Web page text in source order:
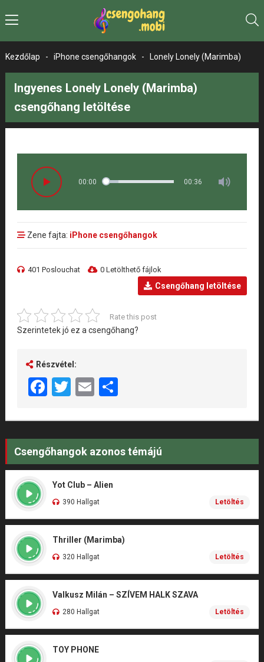
Kezdőlap - iPhone csengőhangok - Lonely Lonely (Marimba)
Ingyenes Lonely Lonely (Marimba)
csengőhang letöltése
00:00 00:36
Zene fajta: iPhone csengőhangok
401 Poslouchat 0 Letölthető fájlok
Csengőhang letöltése
Rate this post
Szerintetek jó ez a csengőhang?
Részvétel:
Facebook
Twitter
EmailShare
Csengőhangok azonos témájú
Yot Club – Alien
390 Hallgat Letöltés
Thriller (Marimba)
320 Hallgat Letöltés
Valkusz Milán – SZÍVEM HALK SZAVA
280 Hallgat Letöltés
TOY PHONE